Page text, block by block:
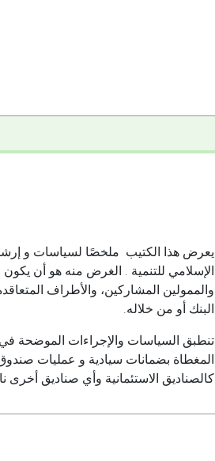
يعرض هذا الكتيب ملخصًا لسياسات و
الإسلامي للتنمية . الغرض منه هو أن يكون
والممولين المشاركين، والأطراف
البنك أو من خلاله.
تنطبق السياسات والإجراءات الموضحة في
المغطاة بضمانات سيادية و عمليات صندوق
كالصناديق الاستئمانية وأي صناديق أخرى